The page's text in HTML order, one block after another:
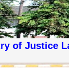
of Justice